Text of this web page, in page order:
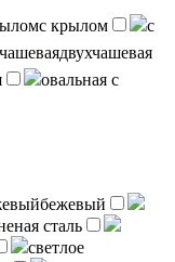
с крылом
с
двухчашевая
овальная с
бежевый
сталь
светлое